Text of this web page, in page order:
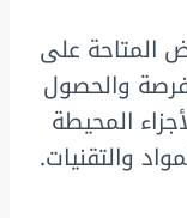
المتاحة على
والحصول
المحيطة
والتقنيات.